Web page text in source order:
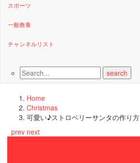
スポーツ
一般教養
チャンネルリスト
Home
Christmas
可愛い♪ストロベリーサンタの作り方
prev next